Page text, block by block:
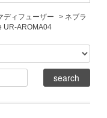
ディフューザー
> ネブラ
UR-AROMA04